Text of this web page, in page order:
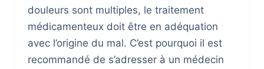
douleurs sont multiples, le traitement
médicamenteux doit être en adéquation
avec l’origine du mal. C’est pourquoi il est
recommandé de s’adresser à un médecin